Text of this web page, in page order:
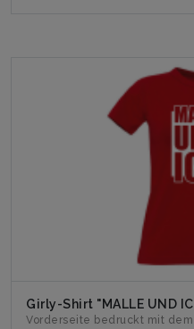
Girly-Shirt "MALLE UND
Vorderseite bedruckt mit dem